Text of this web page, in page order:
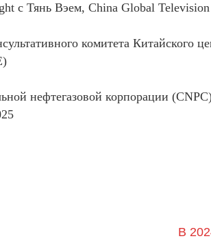
с Тянь Вэем, China Global
комитета Китайского
нефтегазовой корпорации
В